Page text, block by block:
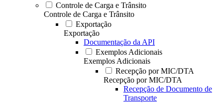
Controle de Carga e Trânsito
Controle de Carga e Trânsito
Exportação
Exportação
Documentação da API
Exemplos Adicionais
Exemplos Adicionais
Recepção por MIC/DTA
Recepção por MIC/DTA
Recepção de Documento de
Transporte